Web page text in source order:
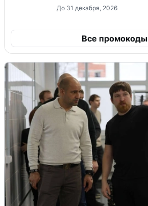
До 31 декабря, 2026
Все промокоды